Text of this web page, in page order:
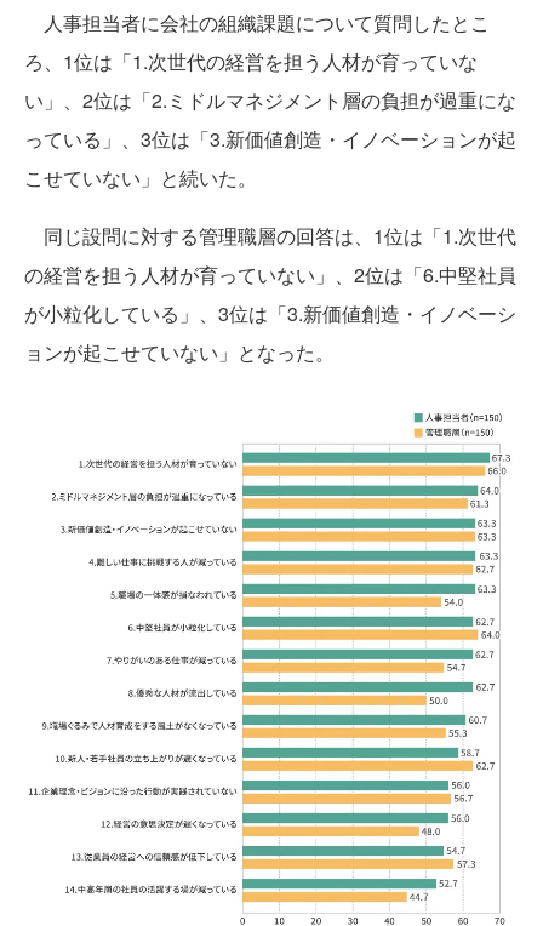
人事担当者に会社の組織課題について質問したとこ
ろ、1位は「1.次世代の経営を担う人材が育っていな
い」、2位は「2.ミドルマネジメント層の負担が過重にな
っている」、3位は「3.新価値創造・イノベーションが起
こせていない」と続いた。
同じ設問に対する管理職層の回答は、1位は「1.次世代
の経営を担う人材が育っていない」、2位は「6.中堅社員
が小粒化している」、3位は「3.新価値創造・イノベーシ
ョンが起こせていない」となった。